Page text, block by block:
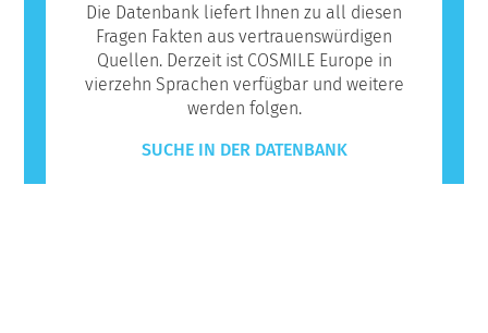
Die Datenbank liefert Ihnen zu all diesen
Fragen Fakten aus vertrauenswürdigen
Quellen. Derzeit ist COSMILE Europe in
vierzehn Sprachen verfügbar und weitere
werden folgen.
SUCHE IN DER DATENBANK